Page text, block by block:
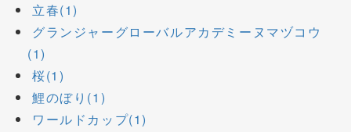
立春(1)
グランジャーグローバルアカデミーヌマヅコウ
(1)
桜(1)
鯉のぼり(1)
ワールドカップ(1)